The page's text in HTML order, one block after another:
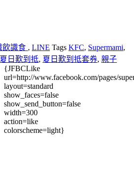
飲識食 , LINE Tags KFC, Supermami,
夏日歎到抵, 夏日歎到抵套券, 親子
{JFBCLike
url=http://www.facebook.com/pages/
layout=standard
show_faces=false
show_send_button=false
width=300
action=like
colorscheme=light}